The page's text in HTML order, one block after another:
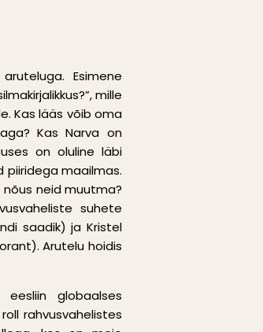
Esimene
mille
Kas lääs võib oma
Kas Narva on
on oluline läbi
piiridega maailmas.
nõus neid muutma?
suhete
saadik) ja Kristel
Arutelu hoidis
globaalses
rahvusvahelistes